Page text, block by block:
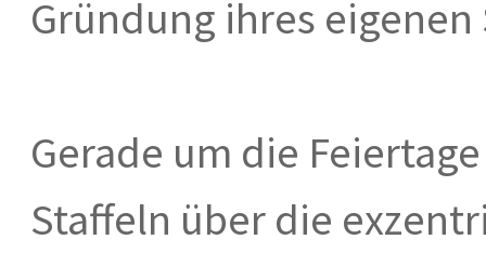
Gründung ihres
Gerade um die
Staffeln über die